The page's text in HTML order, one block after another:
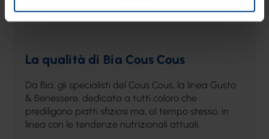
La qualità di Bia Cous Cous
Da Bia, gli specialisti del Cous Cous, la linea Gusto
& Benessere, dedicata a tutti coloro che
prediligono piatti sfiziosi ma, al tempo stesso, in
linea con le tendenze nutrizionali attuali.